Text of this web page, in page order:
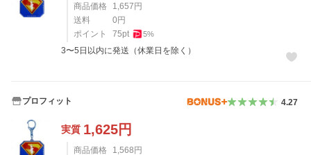
商品価格 1,657円
送料
0円
ポイント
75pt 5%
3〜5日以内に発送（休業日を除く）
プロフィット 4.27
実質 1,625円
商品価格 1,568円